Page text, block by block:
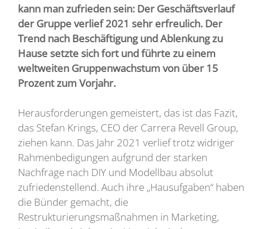
kann man zufrieden sein: Der Geschäftsverlauf
der Gruppe verlief 2021 sehr erfreulich. Der
Trend nach Beschäftigung und Ablenkung zu
Hause setzte sich fort und führte zu einem
weltweiten Gruppenwachstum von über 15
Prozent zum Vorjahr.
Herausforderungen gemeistert, das ist das Fazit,
das Stefan Krings, CEO der Carrera Revell Group,
ziehen kann. Das Jahr 2021 verlief trotz widriger
Rahmenbedigungen aufgrund der starken
Nachfrage nach DIY und Modellbau absolut
zufriedenstellend. Auch ihre „Hausufgaben“ haben
die Bünder gemacht, die
Restrukturierungsmaßnahmen in Marketing,